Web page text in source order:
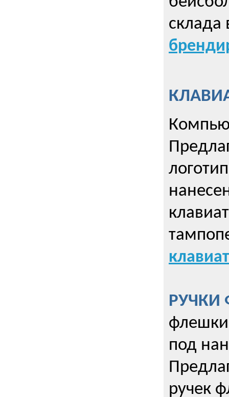
РУЧКИ
флешки
под
ручек